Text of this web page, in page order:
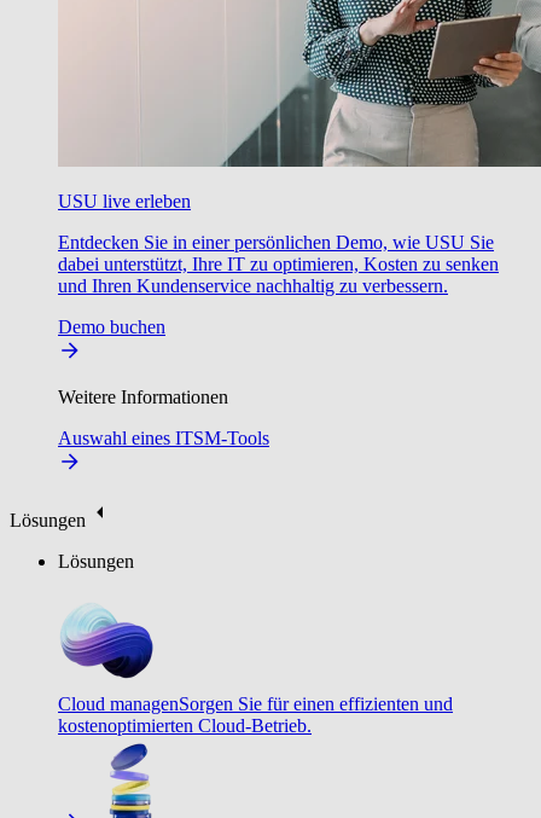
USU live erleben
Entdecken Sie in einer persönlichen Demo, wie USU Sie
dabei unterstützt, Ihre IT zu optimieren, Kosten zu senken
und Ihren Kundenservice nachhaltig zu verbessern.
Demo buchen
Weitere Informationen
Auswahl eines ITSM-Tools
Lösungen
Lösungen
Cloud managenSorgen Sie für einen effizienten und
kostenoptimierten Cloud-Betrieb.